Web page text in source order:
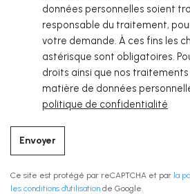
données personnelles soient
responsable du traitement,
votre demande. À ces fins les
astérisque sont obligatoires.
droits ainsi que nos
matière de données
politique de confidentialité
Envoyer
Ce site est protégé par reCAPTCHA et par la
les conditions d'utilisation de Google.